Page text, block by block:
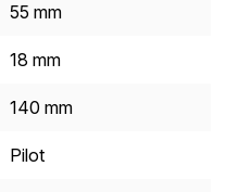
55 mm
18 mm
140 mm
Pilot